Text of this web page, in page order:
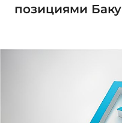
позициями